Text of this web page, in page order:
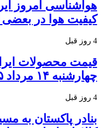
هواشناسی امروز
کیفیت هوا در بعضی
4 روز قبل
قیمت محصولات
چهارشنبه ۱۴ مرداد ۱۴۰۵
4 روز قبل
بنادر پاکستان به